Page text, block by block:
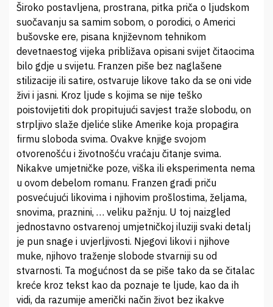
Široko postavljena, prostrana, pitka priča o ljudskom
suočavanju sa samim sobom, o porodici, o Americi
bušovske ere, pisana književnom tehnikom
devetnaestog vijeka približava opisani svijet čitaocima
bilo gdje u svijetu. Franzen piše bez naglašene
stilizacije ili satire, ostvaruje likove tako da se oni vide
živi i jasni. Kroz ljude s kojima se nije teško
poistovijetiti dok propitujući savjest traže slobodu, on
strpljivo slaže djeliće slike Amerike koja propagira
firmu sloboda svima. Ovakve knjige svojom
otvorenošću i životnošću vraćaju čitanje svima.
Nikakve umjetničke poze, viška ili eksperimenta nema
u ovom debelom romanu. Franzen gradi priču
posvećujući likovima i njihovim prošlostima, željama,
snovima, praznini, … veliku pažnju. U toj naizgled
jednostavno ostvarenoj umjetničkoj iluziji svaki detalj
je pun snage i uvjerljivosti. Njegovi likovi i njihove
muke, njihovo traženje slobode stvarniji su od
stvarnosti. Ta mogućnost da se piše tako da se čitalac
kreće kroz tekst kao da poznaje te ljude, kao da ih
vidi, da razumije američki način život bez ikakve